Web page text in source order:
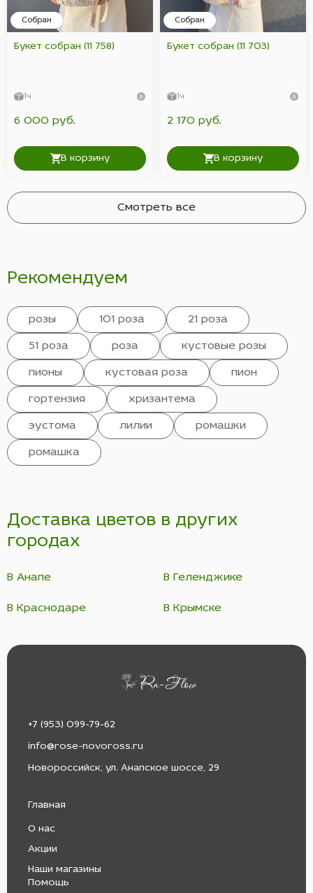
Собран
Букет собран (11 758)
1ч
6 000 руб.
В корзину
Собран
Букет собран (11 703)
1ч
2 170 руб.
В корзину
Смотреть все
Рекомендуем
розы 101 роза 21 роза
51 роза роза кустовые розы
пионы кустовая роза пион
гортензия хризантема
эустома лилии ромашки
ромашка
Доставка цветов в других
городах
В Анапе В Геленджике
В Краснодаре В Крымске
+7 (953) 099-79-62
info@rose-novoross.ru
Новороссийск, ул. Анапское шоссе, 29
Главная
О нас
Акции
Наши магазины
Помощь